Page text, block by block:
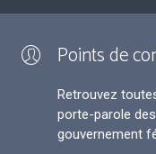
Points de
Retrouvez
porte-parole
gouvernement